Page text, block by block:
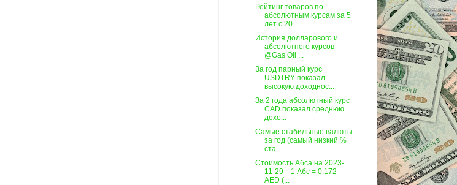
Рейтинг товаров по
абсолютным курсам за 5
лет c 20...
История долларового и
абсолютного курсов
@Gas Oil ...
За год парный курс
USDTRY показал
высокую доходнос...
За 2 года абсолютный курс
CAD показал среднюю
дохо...
Самые стабильные валюты
за год (самый низкий %
ста...
Стоимость Абса на 2023-
11-29---1 Абс = 0.172
AED (...